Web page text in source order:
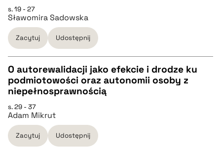
pobierz cytat
BIBTEX
pobierz cytat
s. 19 - 27
Sławomira Sadowska
Zacytuj Udostępnij
CZYSTY TEKST
pobierz cytat
BIBTEX
O autorewalidacji jako efekcie i drodze ku
podmiotowości oraz autonomii osoby z
niepełnosprawnością
s. 29 - 37
Adam Mikrut
Zacytuj Udostępnij